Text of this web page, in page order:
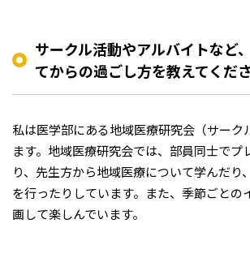
サークル活動やアルバイトなど
てからの過ごし方を教えてくだ
私は医学部にある地域医療研究会（サーク
ます。地域医療研究会では、部員同士でプ
り、先生方から地域医療について学んだり
を行ったりしています。また、季節ごとの
画して楽しんでいます。